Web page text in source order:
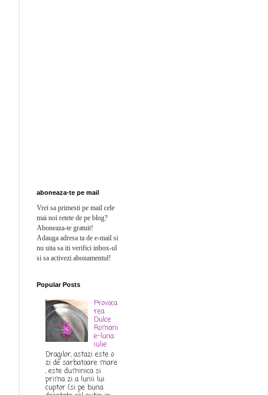
aboneaza-te pe mail
Vrei sa primesti pe mail cele
mai noi retete de pe blog?
Aboneaza-te gratuit!
Adauga adresa ta de e-mail si
nu uita sa iti verifici inbox-ul
si sa activezi abonamentul!
Popular Posts
Provoca
rea
Dulce
Romani
e-luna
iulie
Dragilor, astazi este o
zi de sarbatoare mare
, este duminica si
prima zi a lunii lui
cuptor (si pe buna